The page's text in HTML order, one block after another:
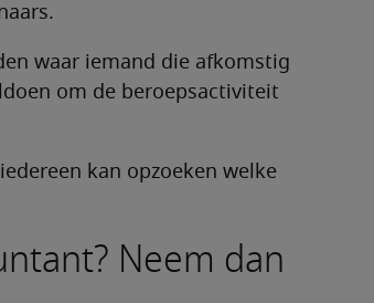
waar iemand die afkomstig
om de beroepsactiviteit
kan opzoeken welke
Neem dan